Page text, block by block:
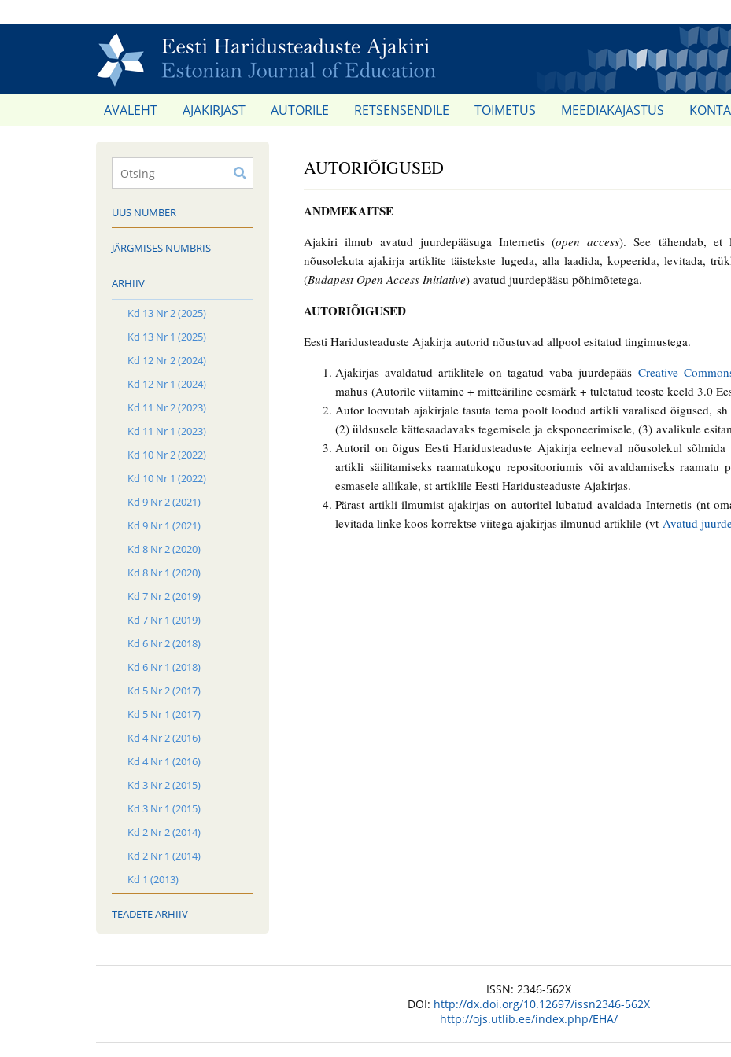
AVALEHT AJAKIRJAST AUTORILE RETSENSENDILE TOIMETUS MEEDIAKAJASTUS
UUS NUMBER
JÄRGMISES NUMBRIS
ARHIIV
Kd 13 Nr 2 (2025)
Kd 13 Nr 1 (2025)
Kd 12 Nr 2 (2024)
Kd 12 Nr 1 (2024)
Kd 11 Nr 2 (2023)
Kd 11 Nr 1 (2023)
Kd 10 Nr 2 (2022)
Kd 10 Nr 1 (2022)
Kd 9 Nr 2 (2021)
Kd 9 Nr 1 (2021)
Kd 8 Nr 2 (2020)
Kd 8 Nr 1 (2020)
Kd 7 Nr 2 (2019)
Kd 7 Nr 1 (2019)
Kd 6 Nr 2 (2018)
Kd 6 Nr 1 (2018)
Kd 5 Nr 2 (2017)
Kd 5 Nr 1 (2017)
Kd 4 Nr 2 (2016)
Kd 4 Nr 1 (2016)
Kd 3 Nr 2 (2015)
Kd 3 Nr 1 (2015)
Kd 2 Nr 2 (2014)
Kd 2 Nr 1 (2014)
Kd 1 (2013)
TEADETE ARHIIV
AUTORIÕIGUSED
ANDMEKAITSE
Ajakiri ilmub avatud juurdepääsuga Internetis (open access). See tähendab, et
nõusolekuta ajakirja artiklite täistekste lugeda, alla laadida, kopeerida, levitada,
(Budapest Open Access Initiative) avatud juurdepääsu põhimõtetega.
AUTORIÕIGUSED
Eesti Haridusteaduste Ajakirja autorid nõustuvad allpool esitatud tingimustega.
Ajakirjas avaldatud artiklitele on tagatud vaba juurdepääs Creative
mahus (Autorile viitamine + mitteäriline eesmärk + tuletatud teoste keeld 3.0
Autor loovutab ajakirjale tasuta tema poolt loodud artikli varalised õigused,
(2) üldsusele kättesaadavaks tegemisele ja eksponeerimisele, (3) avalikule
Autoril on õigus Eesti Haridusteaduste Ajakirja eelneval nõusolekul
artikli säilitamiseks raamatukogu repositooriumis või avaldamiseks raamatu
esmasele allikale, st artiklile Eesti Haridusteaduste Ajakirjas.
Pärast artikli ilmumist ajakirjas on autoritel lubatud avaldada Internetis (nt
levitada linke koos korrektse viitega ajakirjas ilmunud artiklile (vt Avatud
ISSN: 2346-562X
DOI: http://dx.doi.org/10.12697/issn2346-562X
http://ojs.utlib.ee/index.php/EHA/